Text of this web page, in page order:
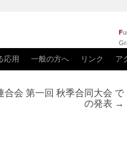
F
応用 一般の方へ リンク ア
合会 第一回 秋季合同大会 で
の発表 →